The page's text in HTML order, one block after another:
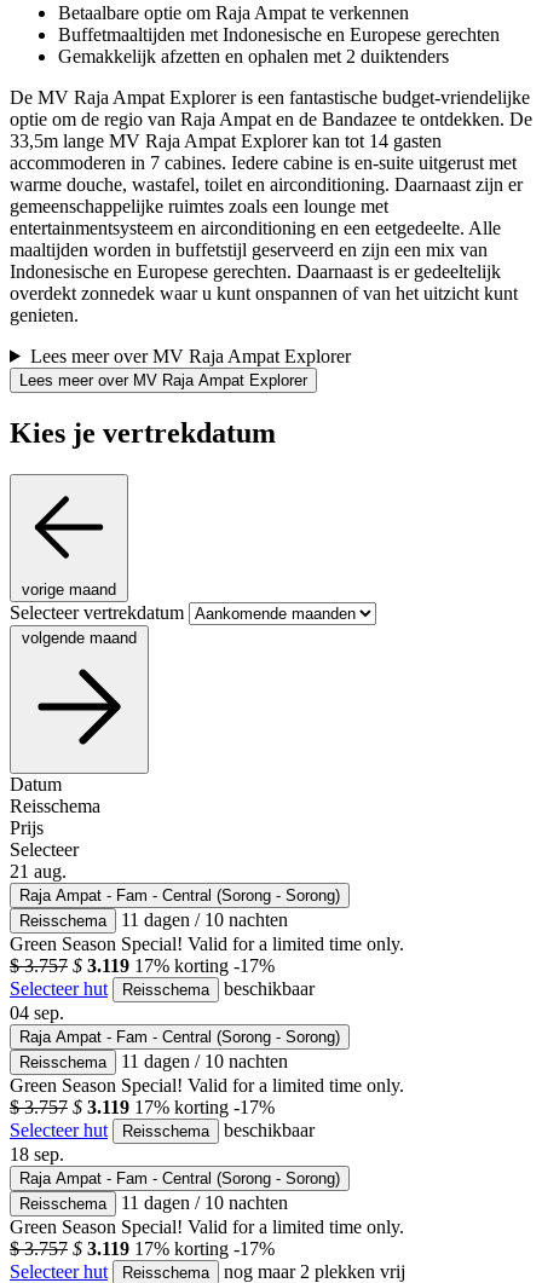
Betaalbare optie om Raja Ampat te verkennen
Buffetmaaltijden met Indonesische en Europese gerechten
Gemakkelijk afzetten en ophalen met 2 duiktenders
De MV Raja Ampat Explorer is een fantastische budget-vriendelijke
optie om de regio van Raja Ampat en de Bandazee te ontdekken. De
33,5m lange MV Raja Ampat Explorer kan tot 14 gasten
accommoderen in 7 cabines. Iedere cabine is en-suite uitgerust met
warme douche, wastafel, toilet en airconditioning. Daarnaast zijn er
gemeenschappelijke ruimtes zoals een lounge met
entertainmentsysteem en airconditioning en een eetgedeelte. Alle
maaltijden worden in buffetstijl geserveerd en zijn een mix van
Indonesische en Europese gerechten. Daarnaast is er gedeeltelijk
overdekt zonnedek waar u kunt onspannen of van het uitzicht kunt
genieten.
Lees meer over MV Raja Ampat Explorer
Lees meer over MV Raja Ampat Explorer
Kies je vertrekdatum
vorige maand
Selecteer vertrekdatum
volgende maand
Datum
Reisschema
Prijs
Selecteer
21 aug.
Raja Ampat - Fam - Central (Sorong - Sorong)
Reisschema
11 dagen / 10 nachten
Green Season Special! Valid for a limited time only.
$ 3.757 $ 3.119 17% korting -17%
Selecteer hut
Reisschema
beschikbaar
04 sep.
Raja Ampat - Fam - Central (Sorong - Sorong)
Reisschema
11 dagen / 10 nachten
Green Season Special! Valid for a limited time only.
$ 3.757 $ 3.119 17% korting -17%
Selecteer hut
Reisschema
beschikbaar
18 sep.
Raja Ampat - Fam - Central (Sorong - Sorong)
Reisschema
11 dagen / 10 nachten
Green Season Special! Valid for a limited time only.
$ 3.757 $ 3.119 17% korting -17%
Selecteer hut
Reisschema
nog maar 2 plekken vrij